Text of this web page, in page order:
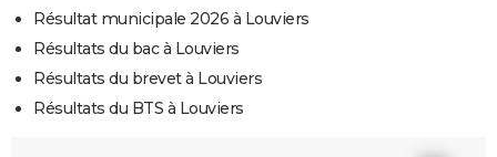
Résultat municipale 2026 à Louviers
Résultats du bac à Louviers
Résultats du brevet à Louviers
Résultats du BTS à Louviers